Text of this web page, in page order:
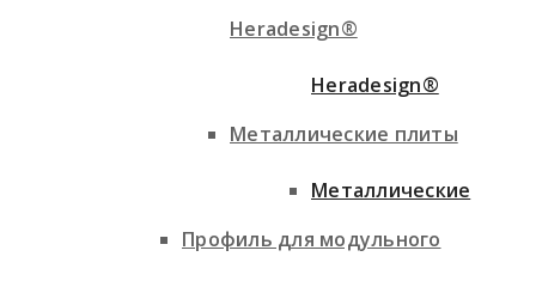
Heradesign®
Металлические плиты
Профиль для модульного
Heradesign®
Металлические